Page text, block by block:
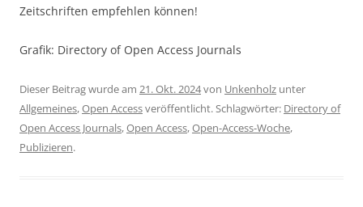
Zeitschriften empfehlen können!
Grafik: Directory of Open Access Journals
Dieser Beitrag wurde am 21. Okt. 2024von Unkenholz unter
Allgemeines,Open Accessveröffentlicht. Schlagwörter: Directory of
Open Access Journals,Open Access,Open-Access-Woche,
Publizieren.